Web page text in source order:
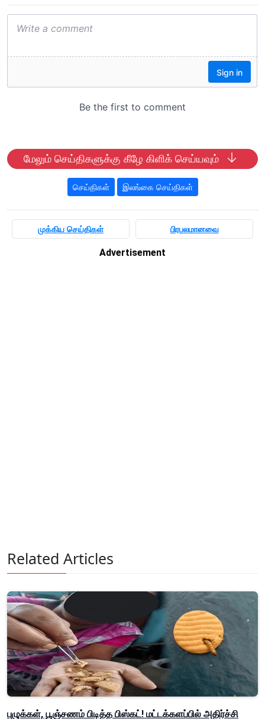
மேலும் செய்திகளுக்கு கீழே கிளிக் செய்யவும்
செய்திகள் இலங்கை செய்திகள்
முக்கிய செய்திகள் பிரபலமானவை
Advertisement
Related Articles
புழுக்கள், பூஞ்சணம் பிடித்த பிஸ்கட்! மட்டக்களப்பில் அதிர்ச்சி